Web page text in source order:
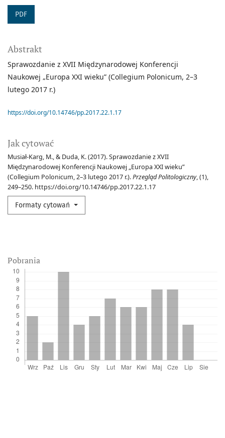
PDF
Jak cytować
Musiał-Karg, M., & Duda, K. (2017). Sprawozdanie z XVII
Międzynarodowej Konferencji Naukowej „Europa XXI wieku”
(Collegium Polonicum, 2–3 lutego 2017 r.).Przegląd Politologiczny, (1),
249–250. https://doi.org/10.14746/pp.2017.22.1.17
Formaty cytowań
Abstrakt
Sprawozdanie z XVII Międzynarodowej Konferencji
Naukowej „Europa XXI wieku” (Collegium Polonicum, 2–3
lutego 2017 r.)
https://doi.org/10.14746/pp.2017.22.1.17
Pobrania